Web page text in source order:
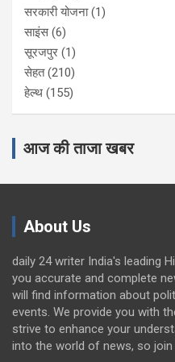
सरकारी योजना(1)
साइंस(6)
सूरजपुर (1)
सेहत(210)
हेल्थ (155)
आज की ताजा खबर
About Us
daily 24 writer India's leading
you accurate and complete
will find information about
events. We provide you with
strive to enhance your
into the world of news, so join